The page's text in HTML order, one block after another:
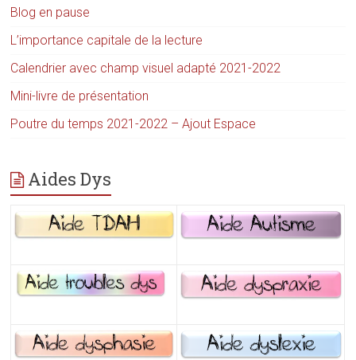
Blog en pause
L’importance capitale de la lecture
Calendrier avec champ visuel adapté 2021-2022
Mini-livre de présentation
Poutre du temps 2021-2022 – Ajout Espace
Aides Dys